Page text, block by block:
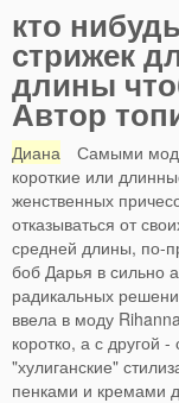
кто
стрижек
длины
Автор
Диана Самыми
короткие или
женственных
отказываться от
средней длины, по-
боб Дарья в сильно
радикальных
ввела в моду
коротко, а с другой
"хулиганские"
пенками и кремами